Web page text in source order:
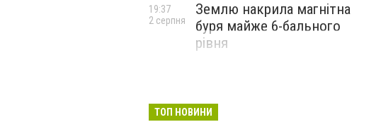
Землю накрила магнітна
буря майже 6-бального
рівня
19:37
2 серпня
ТОП НОВИНИ